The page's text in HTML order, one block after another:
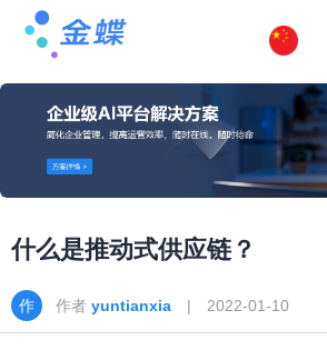
什么是推动式供应链？
作者 yuntianxia | 2022-01-10